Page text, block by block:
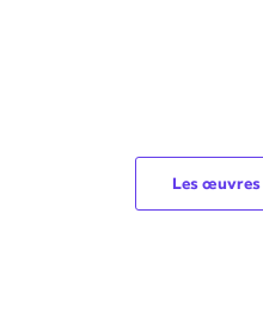
Les œuvres